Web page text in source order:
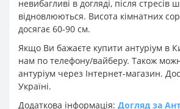
невибагливі в догляді, після стресів
відновлюються. Висота кімнатних
досягає 60-90 см.
Якщо Ви бажаєте купити антуріум в
нам по телефону/вайберу. Також
антуріум через Інтернет-магазин.
Україні.
Додаткова інформація: Догляд за